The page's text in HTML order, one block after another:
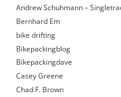
Andrew Schuhmann –
Bernhard Em
bike drifting
Bikepackingblog
Bikepackingdave
Casey Greene
Chad F. Brown